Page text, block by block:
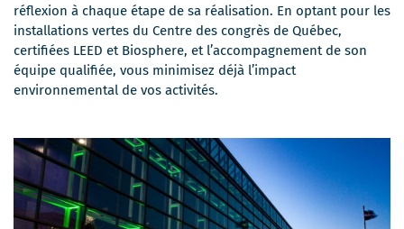
réflexion à chaque étape de sa réalisation. En optant pour les
installations vertes du Centre des congrès de Québec,
certifiées LEED et Biosphere, et l’accompagnement de son
équipe qualifiée, vous minimisez déjà l’impact
environnemental de vos activités.